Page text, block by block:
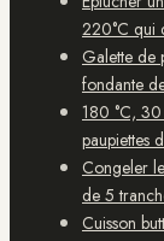
220°C qui
Galette de
fondante
180 °C,
paupiettes
Congeler
de 5
Cuisson